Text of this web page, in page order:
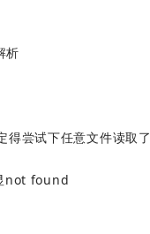
析
尝试下任意文件读取了
not found